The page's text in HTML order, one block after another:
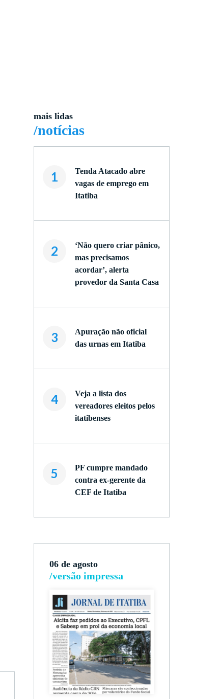
mais lidas
/notícias
1
Tenda Atacado abre
vagas de emprego em
Itatiba
2
‘Não quero criar pânico,
mas precisamos
acordar’, alerta
provedor da Santa Casa
3
Apuração não oficial
das urnas em Itatiba
4
Veja a lista dos
vereadores eleitos pelos
itatibenses
5
PF cumpre mandado
contra ex-gerente da
CEF de Itatiba
06 de agosto
/versão impressa